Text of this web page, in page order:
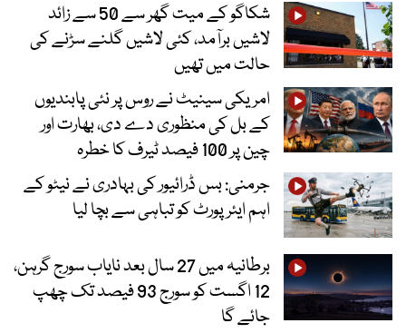
شکاگو کے میت گھر سے 50 سے زائد
لاشیں برآمد، کئی لاشیں گلنے سڑنے کی
حالت میں تھیں
امریکی سینیٹ نے روس پر نئی پابندیوں
کے بل کی منظوری دے دی، بھارت اور
چین پر 100 فیصد ٹیرف کا خطرہ
جرمنی: بس ڈرائیور کی بہادری نے نیٹو کے
اہم ایئرپورٹ کو تباہی سے بچا لیا
برطانیہ میں 27 سال بعد نایاب سورج گرہن،
12 اگست کو سورج 93 فیصد تک چھپ
جائے گا